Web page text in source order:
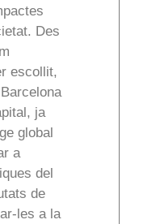
Des
escollit,
ja
global
a
del
de
les a la